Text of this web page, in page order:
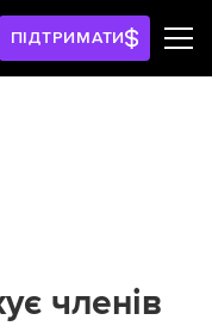
ПІДТРИМАТИ
членів